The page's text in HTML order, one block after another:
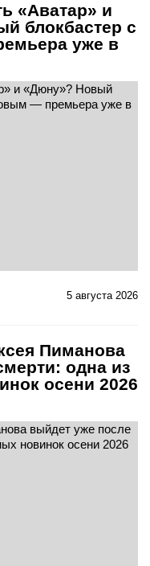
«Аватар» и
блокбастер с
уже в
5 августа 2026
Пиманова
одна из
осени 2026